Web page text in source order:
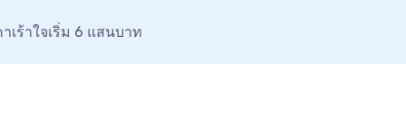
เร้าใจเริ่ม 6 แสนบาท